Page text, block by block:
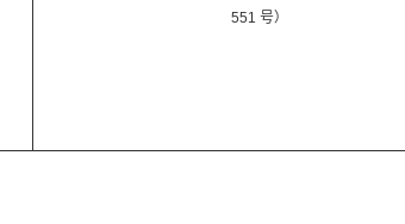
551 号）